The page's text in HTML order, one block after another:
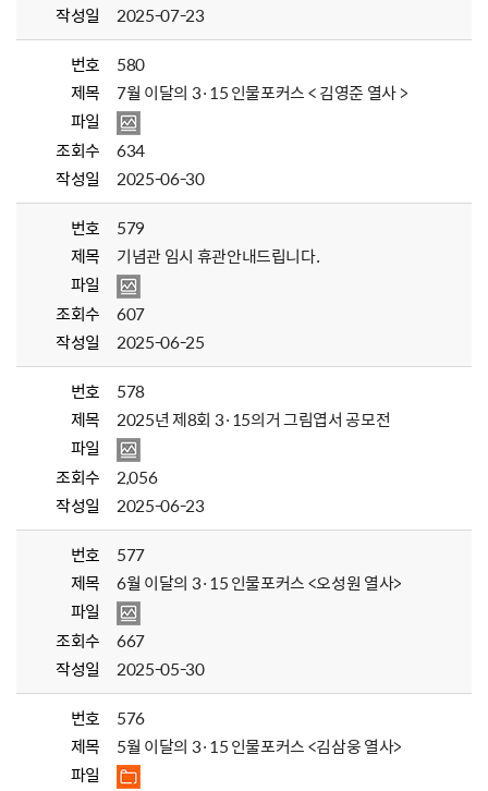
작성일
2025-07-23
번호
580
제목
7월 이달의 3·15 인물포커스 < 김영준 열사 >
파일
조회수
634
작성일
2025-06-30
번호
579
제목
기념관 임시 휴관안내드립니다.
파일
조회수
607
작성일
2025-06-25
번호
578
제목
2025년 제8회 3·15의거 그림엽서 공모전
파일
조회수
2,056
작성일
2025-06-23
번호
577
제목
6월 이달의 3·15 인물포커스 <오성원 열사>
파일
조회수
667
작성일
2025-05-30
번호
576
제목
5월 이달의 3·15 인물포커스 <김삼웅 열사>
파일